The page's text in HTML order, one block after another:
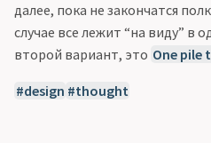
далее, пока не закончатся
случае все лежит “на виду” в
второй вариант, это One pile
design thought